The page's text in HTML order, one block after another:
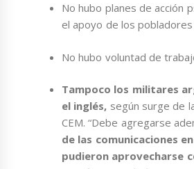
No hubo planes de acción
el apoyo de los pobladores
No hubo voluntad de
Tampoco los militares
el inglés, según surge de
CEM. “Debe agregarse
de las comunicaciones
pudieron aprovecharse